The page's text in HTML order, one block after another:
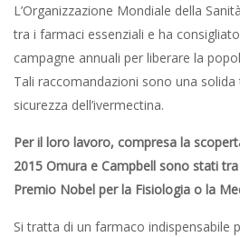
L’Organizzazione Mondiale della
tra i farmaci essenziali e ha
campagne annuali per liberare la
Tali raccomandazioni sono una
sicurezza dell’ivermectina.
Per il loro lavoro, compresa la
2015 Omura e Campbell sono stati
Premio Nobel per la Fisiologia o la
Si tratta di un farmaco indispensabile